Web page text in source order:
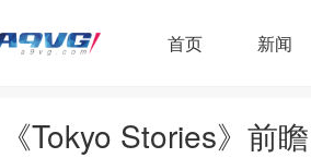
首页 新闻
《Tokyo Stories》前